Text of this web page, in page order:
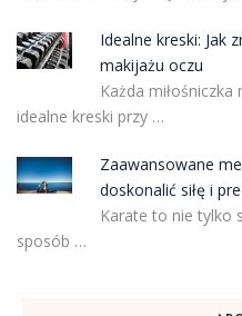
Idealne kreski: Jak
makijażu oczu
Każda
idealne kreski przy …
Zaawansowane
doskonalić siłę i
Karate to nie tylko
sposób …